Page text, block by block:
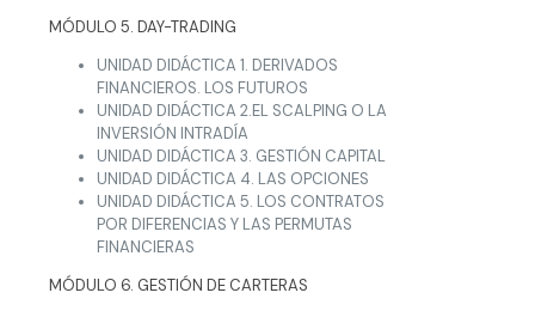
MÓDULO 5. DAY-TRADING
UNIDAD DIDÁCTICA 1. DERIVADOS
FINANCIEROS. LOS FUTUROS
UNIDAD DIDÁCTICA 2.EL SCALPING O LA
INVERSIÓN INTRADÍA
UNIDAD DIDÁCTICA 3. GESTIÓN CAPITAL
UNIDAD DIDÁCTICA 4. LAS OPCIONES
UNIDAD DIDÁCTICA 5. LOS CONTRATOS
POR DIFERENCIAS Y LAS PERMUTAS
FINANCIERAS
MÓDULO 6. GESTIÓN DE CARTERAS